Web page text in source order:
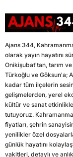
Ajans 344,
olarak yayın hayatını
Onikişubat'tan, tarım
Türkoğlu ve Göksun'a;
kadar tüm ilçelerin
gelişmelerden, yerel
kültür ve sanat
tutuyoruz.
fiyatları, şehrin
yenilikler özel
günlük hayatını
vakitleri, detaylı ve